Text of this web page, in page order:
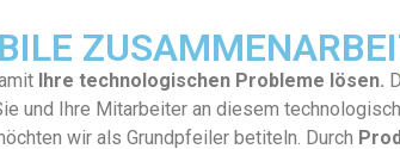
Ihre tech­nol­o­gis­chen Prob­leme lösen.
und Ihre Mitar­beit­er an diesem
wir als Grundpfeil­er betiteln. Durch